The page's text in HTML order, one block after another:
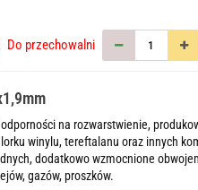
Do przechowalni
na rozwarstwienie,
winylu, tereftalanu oraz innych
dodatkowo wzmocnione
gazów, proszków.